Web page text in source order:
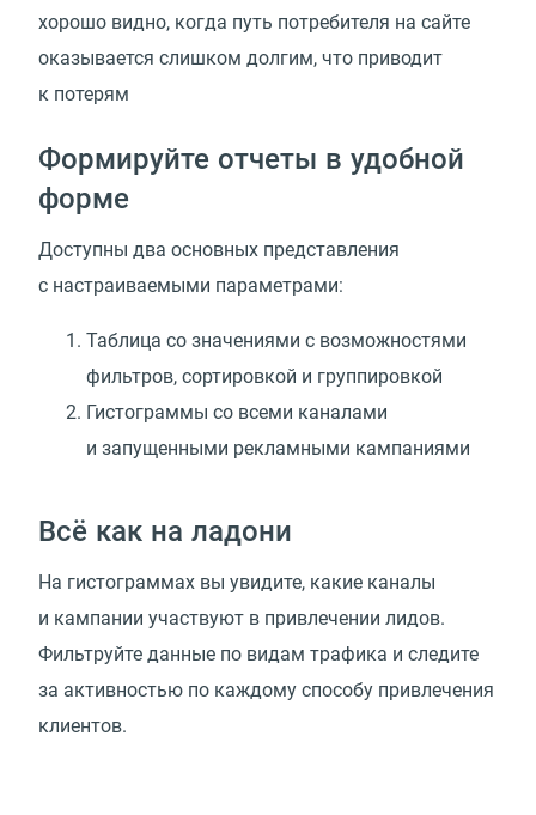
хорошо видно, когда путь потребителя на сайте
оказывается слишком долгим, что приводит
к потерям
Формируйте отчеты в удобной
форме
Доступны два основных представления
с настраиваемыми параметрами:
Таблица со значениями с возможностями
фильтров, сортировкой и группировкой
Гистограммы со всеми каналами
и запущенными рекламными кампаниями
Всё как на ладони
На гистограммах вы увидите, какие каналы
и кампании участвуют в привлечении лидов.
Фильтруйте данные по видам трафика и следите
за активностью по каждому способу привлечения
клиентов.